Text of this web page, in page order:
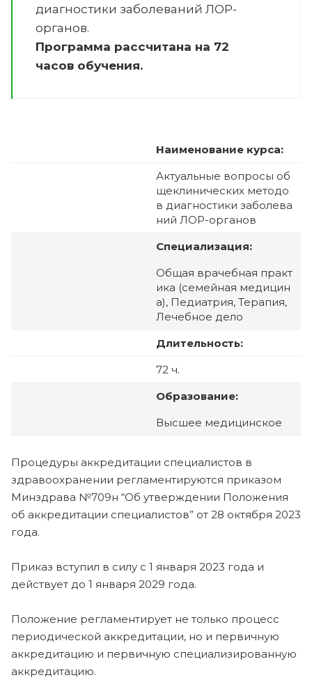
диагностики заболеваний ЛОР-
органов.
Программа рассчитана на 72
часов обучения.
Наименование курса:
Актуальные вопросы об
щеклинических методо
в диагностики заболева
ний ЛОР-органов
Специализация:
Общая врачебная практ
ика (семейная медицин
а), Педиатрия, Терапия,
Лечебное дело
Длительность:
72 ч.
Образование:
Высшее медицинское
Процедуры аккредитации специалистов в
здравоохранении регламентируются приказом
Минздрава №709н “Об утверждении Положения
об аккредитации специалистов” от 28 октября 2023
года.
Приказ вступил в силу с 1 января 2023 года и
действует до 1 января 2029 года.
Положение регламентирует не только процесс
периодической аккредитации, но и первичную
аккредитацию и первичную специализированную
аккредитацию.